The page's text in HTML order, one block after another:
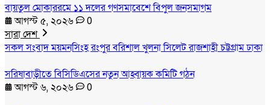
বায়তুল মোকাররমে ১১ দলের গণসমাবেশে বিপুল জনসমাগম
আগস্ট ৫, ২০২৬
0
সারা দেশ
সকল সংবাদময়মনসিংহরংপুরবরিশালখুলনাসিলেটরাজশাহীচট্টগ্রামঢাকা
সরিষাবাড়ীতে বিসিডিএসের নতুন আহ্বায়ক কমিটি গঠন
আগস্ট ৬, ২০২৬
0